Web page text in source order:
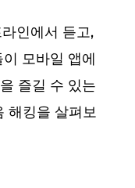
인에서 듣고,
모바일 앱에
즐길 수 있는
해킹을 살펴보